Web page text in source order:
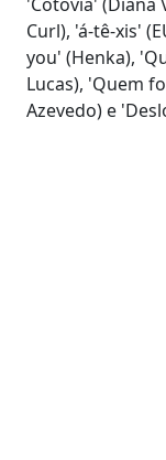
Curl), 'á-tê-xis'
you' (Henka),
Lucas), 'Quem
Azevedo) e